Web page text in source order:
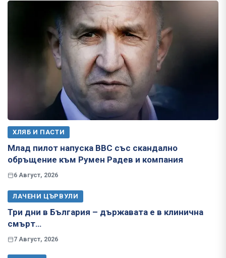
ХЛЯБ И ПАСТИ
Млад пилот напуска ВВС със скандално
обръщение към Румен Радев и компания
6 Август, 2026
ЛАЧЕНИ ЦЪРВУЛИ
Три дни в България – държавата е в клинична
смърт…
7 Август, 2026